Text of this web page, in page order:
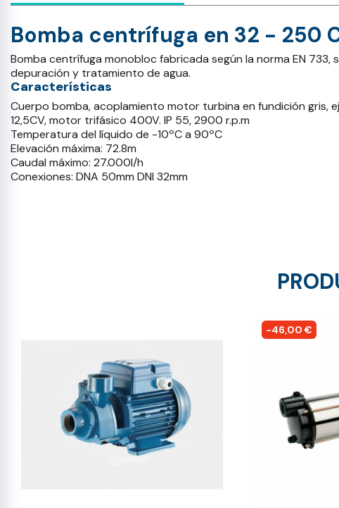
Bomba centrífuga en 32 - 250
Bomba centrífuga monobloc fabricada según la norma EN
depuración y tratamiento de agua.
Características
Cuerpo bomba, acoplamiento motor turbina en fundición gris,
12,5CV, motor trifásico 400V. IP 55, 2900 r.p.m
Temperatura del líquido de -10ºC a 90ºC
Elevación máxima: 72.8m
Caudal máximo: 27.000l/h
Conexiones: DNA 50mm DNI 32mm
-46,00 €